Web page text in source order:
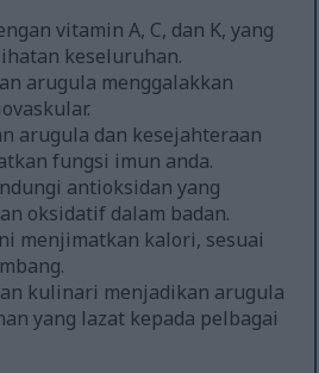
vitamin A, C, dan K, yang
keseluruhan.
arugula menggalakkan
arugula dan kesejahteraan
fungsi imun anda.
antioksidan yang
oksidatif dalam badan.
menjimatkan kalori, sesuai
kulinari menjadikan arugula
yang lazat kepada pelbagai